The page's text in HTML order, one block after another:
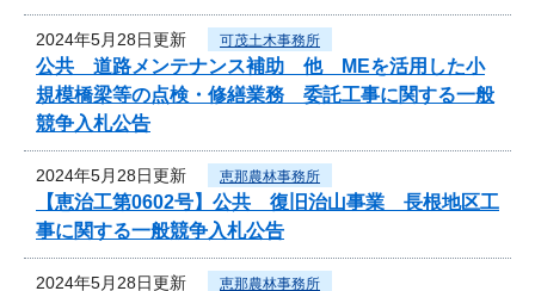
2024年5月28日更新 可茂土木事務所
公共 道路メンテナンス補助 他 MEを活用した小
規模橋梁等の点検・修繕業務 委託工事に関する一般
競争入札公告
2024年5月28日更新 恵那農林事務所
【恵治工第0602号】公共 復旧治山事業 長根地区工
事に関する一般競争入札公告
2024年5月28日更新 恵那農林事務所